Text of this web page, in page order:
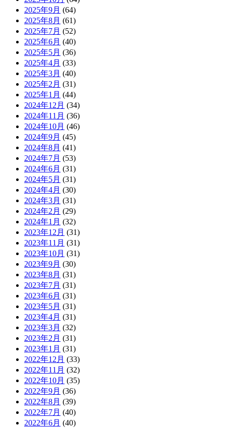
2025年9月 (64)
2025年8月 (61)
2025年7月 (52)
2025年6月 (40)
2025年5月 (36)
2025年4月 (33)
2025年3月 (40)
2025年2月 (31)
2025年1月 (44)
2024年12月 (34)
2024年11月 (36)
2024年10月 (46)
2024年9月 (45)
2024年8月 (41)
2024年7月 (53)
2024年6月 (31)
2024年5月 (31)
2024年4月 (30)
2024年3月 (31)
2024年2月 (29)
2024年1月 (32)
2023年12月 (31)
2023年11月 (31)
2023年10月 (31)
2023年9月 (30)
2023年8月 (31)
2023年7月 (31)
2023年6月 (31)
2023年5月 (31)
2023年4月 (31)
2023年3月 (32)
2023年2月 (31)
2023年1月 (31)
2022年12月 (33)
2022年11月 (32)
2022年10月 (35)
2022年9月 (36)
2022年8月 (39)
2022年7月 (40)
2022年6月 (40)